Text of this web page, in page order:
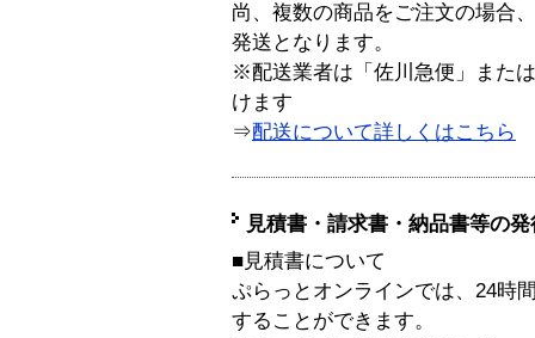
尚、複数の商品をご注文の場合
発送となります。
※配送業者は「佐川急便」また
けます
⇒配送について詳しくはこちら
見積書・請求書・納品書等の
■見積書について
ぷらっとオンラインでは、24時
することができます。